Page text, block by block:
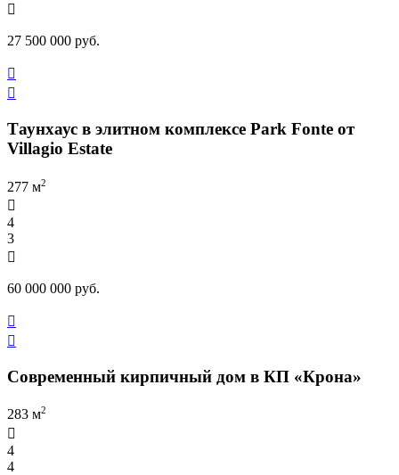

27 500 000 руб.


Таунхаус в элитном комплексе Park Fonte от
Villagio Estate
277 м2

4
3

60 000 000 руб.


Современный кирпичный дом в КП «Крона»
283 м2

4
4